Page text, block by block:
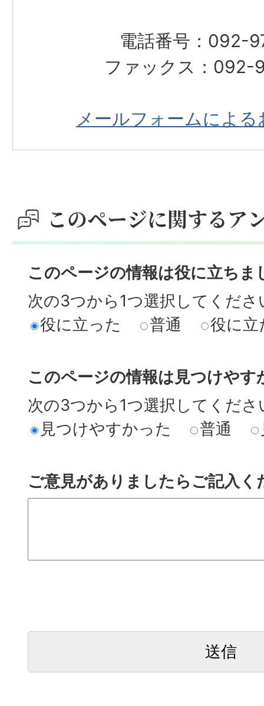
電話番号：092-
ファックス：092-
メールフォームによ
このページに関するア
このページの情報は役に立ちま
次の3つから1つ選択してくださ
役に立った
普通 役に立
このページの情報は見つけやす
次の3つから1つ選択してくださ
見つけやすかった
普通
ご意見がありましたらご記入く